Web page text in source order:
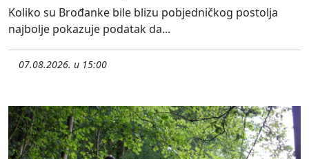
Koliko su Brođanke bile blizu pobjedničkog postolja
najbolje pokazuje podatak da...
07.08.2026. u 15:00